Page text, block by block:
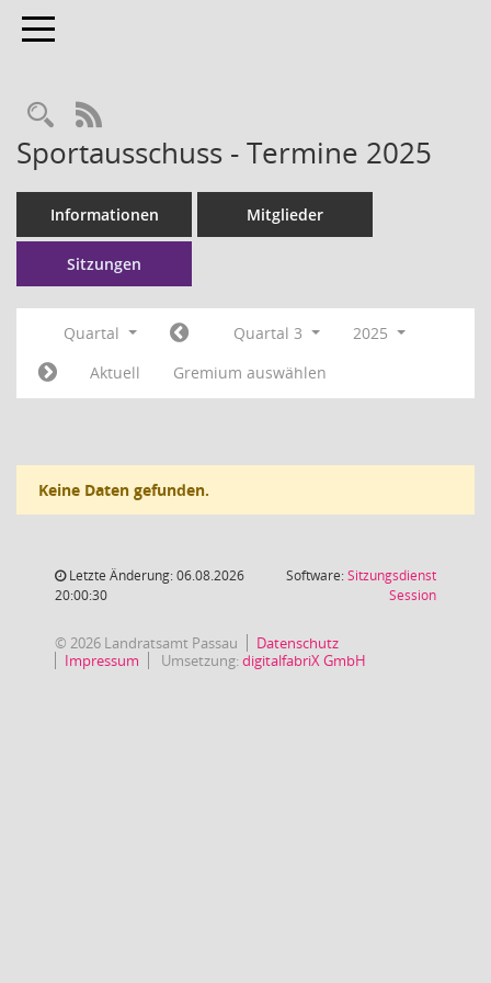
Toggle navigation
RSS-Feed
Sportausschuss - Termine 2025
Informationen Mitglieder
Sitzungen
Quartal Quartal 3
2025
Aktuell
Gremium auswählen
Keine Daten gefunden.
Letzte Änderung: 06.08.2026
20:00:30
Software:Sitzungsdienst
Session(Wird in
© 2026 Landratsamt Passau
Datenschutz
Impressum
Umsetzung:digitalfabriX GmbH